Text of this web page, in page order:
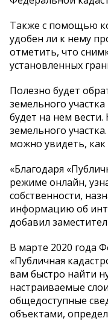
Также с помощью
удобен ли к нему
отметить, что
установленных
Полезно будет
земельного
будет на нем
земельного
можно увидеть,
«Благодаря
режиме онлайн,
собственности,
информацию об
добавил
В марте 2020 года
«Публичная
вам быстро найти
настраиваемые
общедоступные
объектами,